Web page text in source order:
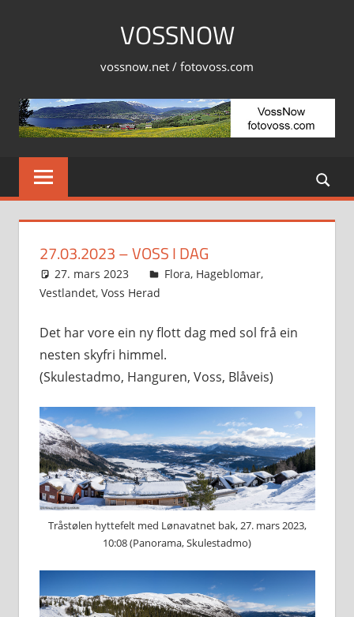
VOSSNOW
vossnow.net / fotovoss.com
27.03.2023 – VOSS I DAG
27. mars 2023 Svein
Flora, Hageblomar,
Vestlandet, Voss Herad
Det har vore ein ny flott dag med sol frå ein
nesten skyfri himmel.
(Skulestadmo, Hanguren, Voss, Blåveis)
Tråstølen hyttefelt med Lønavatnet bak, 27. mars 2023,
10:08 (Panorama, Skulestadmo)